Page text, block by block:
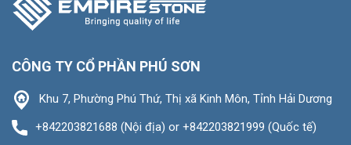
CÔNG TY CỔ PHẦN PHÚ SƠN
Khu 7, Phường Phú Thứ, Thị xã Kinh Môn, Tỉnh Hải Dương
+842203821688 (Nội địa) or +842203821999 (Quốc tế)